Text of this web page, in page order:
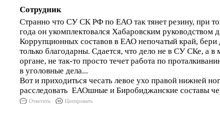
Сотрудник
Странно что СУ СК РФ по ЕАО так тянет резину, при
года он укомплектовался Хабаровским руководством
Коррупционных составов в ЕАО непочатый край, бери
только благодарны. Сдается, что дело не в СУ СКе, а
органе, не так-то просто течет работа по
в уголовные дела...
Вот и приходиться чесать левое ухо правой нижней
расследовать ЕАОшные и Биробиджанские составы
Ответить Цитировать